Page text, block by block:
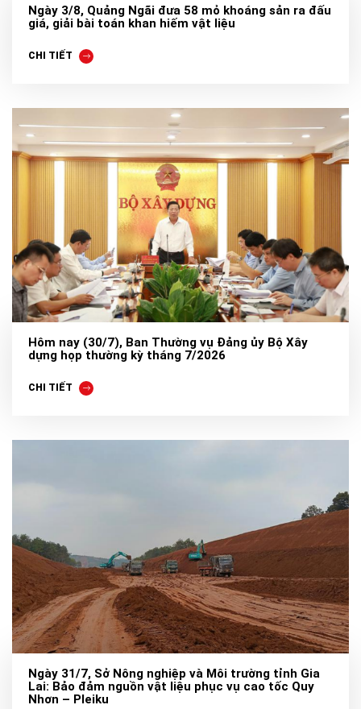
Ngày 3/8, Quảng Ngãi đưa 58 mỏ khoáng sản ra đấu
giá, giải bài toán khan hiếm vật liệu
CHI TIẾT
Hôm nay (30/7), Ban Thường vụ Đảng ủy Bộ Xây
dựng họp thường kỳ tháng 7/2026
CHI TIẾT
Ngày 31/7, Sở Nông nghiệp và Môi trường tỉnh Gia
Lai: Bảo đảm nguồn vật liệu phục vụ cao tốc Quy
Nhơn – Pleiku